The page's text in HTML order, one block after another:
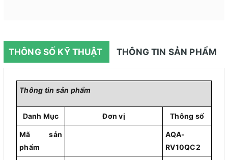
THÔNG SỐ KỸ THUẬT THÔNG TIN SẢN PHẨM
Thông tin sản phẩm
Danh Mục Đơn vị Thông số
Mã sản
phẩm
AQA-
RV10QC2